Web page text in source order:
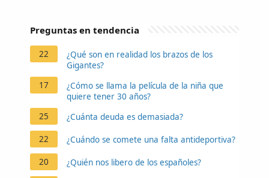
Preguntas en tendencia
22
¿Qué son en realidad los brazos de los
Gigantes?
17
¿Cómo se llama la película de la niña que
quiere tener 30 años?
25
¿Cuánta deuda es demasiada?
22 ¿Cuándo se comete una falta antideportiva?
20 ¿Quién nos libero de los españoles?